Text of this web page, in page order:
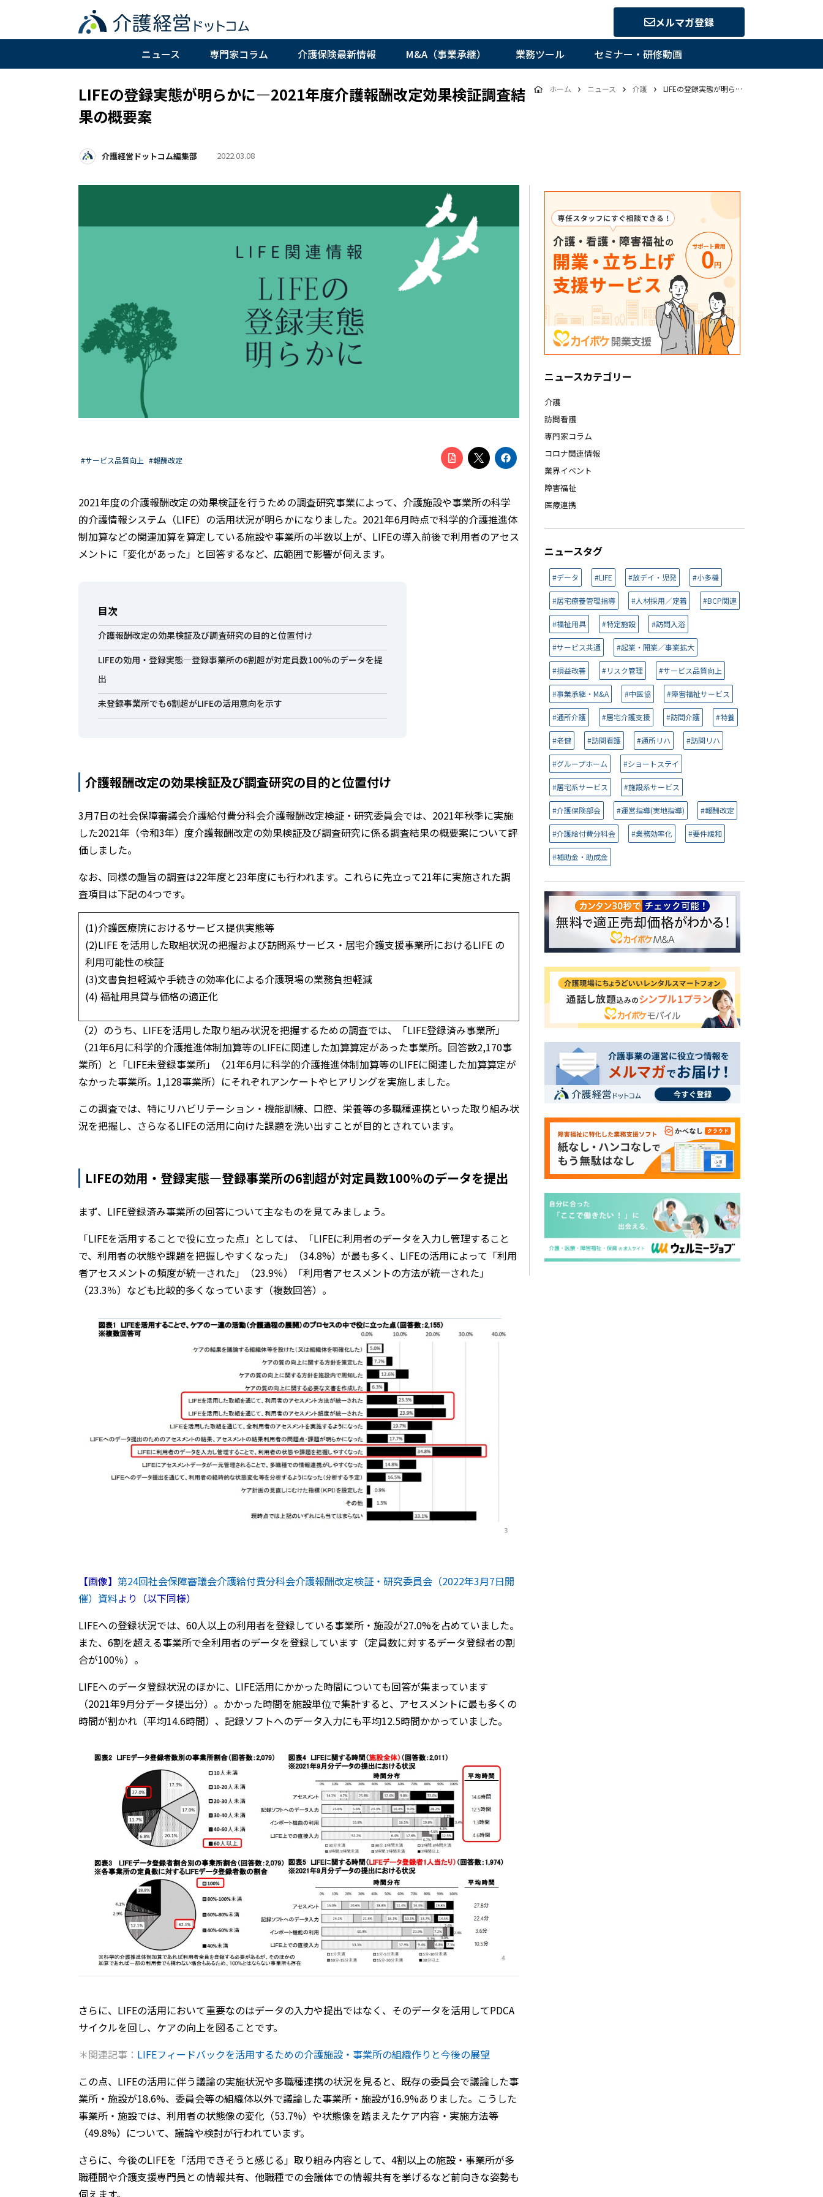
メルマガ登録
ニュース 専門家コラム 介護保険最新情報 M&A（事業承継） 業務ツール セミナー・研修動画
LIFEの登録実態が明らかに―2021年度介護報酬改定効果検証調査結
果の概要案
介護経営ドットコム編集部 2022.03.08
ホーム ニュース 介護 LIFEの登録実態が明らかに―2021年度介護報酬改定効果検証調査結果の概要案
#サービス品質向上 #報酬改定
2021年度の介護報酬改定の効果検証を行うための調査研究事業によって、介護施設や事業所の科学
的介護情報システム（LIFE）の活用状況が明らかになりました。2021年6月時点で科学的介護推進体
制加算などの関連加算を算定している施設や事業所の半数以上が、LIFEの導入前後で利用者のアセス
メントに「変化があった」と回答するなど、広範囲で影響が伺えます。
目次
介護報酬改定の効果検証及び調査研究の目的と位置付け
LIFEの効用・登録実態―登録事業所の6割超が対定員数100％のデータを提
出
未登録事業所でも6割超がLIFEの活用意向を示す
介護報酬改定の効果検証及び調査研究の目的と位置付け
3月7日の社会保障審議会介護給付費分科会介護報酬改定検証・研究委員会では、2021年秋季に実施
した2021年（令和3年）度介護報酬改定の効果検証及び調査研究に係る調査結果の概要案について評
価しました。
なお、同様の趣旨の調査は22年度と23年度にも行われます。これらに先立って21年に実施された調
査項目は下記の4つです。
(1)介護医療院におけるサービス提供実態等
(2)LIFE を活用した取組状況の把握および訪問系サービス・居宅介護支援事業所におけるLIFE の
利用可能性の検証
(3)文書負担軽減や手続きの効率化による介護現場の業務負担軽減
(4) 福祉用具貸与価格の適正化
（2）のうち、LIFEを活用した取り組み状況を把握するための調査では、「LIFE登録済み事業所」
（21年6月に科学的介護推進体制加算等のLIFEに関連した加算算定があった事業所。回答数2,170事
業所）と「LIFE未登録事業所」（21年6月に科学的介護推進体制加算等のLIFEに関連した加算算定が
なかった事業所。1,128事業所）にそれぞれアンケートやヒアリングを実施しました。
この調査では、特にリハビリテーション・機能訓練、口腔、栄養等の多職種連携といった取り組み状
況を把握し、さらなるLIFEの活用に向けた課題を洗い出すことが目的とされています。
LIFEの効用・登録実態―登録事業所の6割超が対定員数100％のデータを提出
まず、LIFE登録済み事業所の回答について主なものを見てみましょう。
「LIFEを活用することで役に立った点」としては、「LIFEに利用者のデータを入力し管理すること
で、利用者の状態や課題を把握しやすくなった」（34.8%）が最も多く、LIFEの活用によって「利用
者アセスメントの頻度が統一された」（23.9％）「利用者アセスメントの方法が統一された」
（23.3％）なども比較的多くなっています（複数回答）。
【画像】 第24回社会保障審議会介護給付費分科会介護報酬改定検証・研究委員会（2022年3月7日開
催）資料より（以下同様）
LIFEへの登録状況では、60人以上の利用者を登録している事業所・施設が27.0%を占めていました。
また、6割を超える事業所で全利用者のデータを登録しています（定員数に対するデータ登録者の割
合が100％）。
LIFEへのデータ登録状況のほかに、LIFE活用にかかった時間についても回答が集まっています
（2021年9月分データ提出分）。かかった時間を施設単位で集計すると、アセスメントに最も多くの
時間が割かれ（平均14.6時間）、記録ソフトへのデータ入力にも平均12.5時間かかっていました。
さらに、LIFEの活用において重要なのはデータの入力や提出ではなく、そのデータを活用してPDCA
サイクルを回し、ケアの向上を図ることです。
＊関連記事： LIFEフィードバックを活用するための介護施設・事業所の組織作りと今後の展望
この点、LIFEの活用に伴う議論の実施状況や多職種連携の状況を見ると、既存の委員会で議論した事
業所・施設が18.6%、委員会等の組織体以外で議論した事業所・施設が16.9%ありました。こうした
事業所・施設では、利用者の状態像の変化（53.7%）や状態像を踏まえたケア内容・実施方法等
（49.8%）について、議論や検討が行われています。
さらに、今後のLIFEを「活用できそうと感じる」取り組み内容として、4割以上の施設・事業所が多
職種間や介護支援専門員との情報共有、他職種での会議体での情報共有を挙げるなど前向きな姿勢も
ニュースカテゴリー
介護
訪問看護
専門家コラム
コロナ関連情報
業界イベント
障害福祉
医療連携
ニュースタグ
#データ #LIFE #放デイ・児発 #小多機
#居宅療養管理指導 #人材採用／定着 #BCP関連
#福祉用具 #特定施設 #訪問入浴
#サービス共通 #起業・開業／事業拡大
#損益改善 #リスク管理 #サービス品質向上
#事業承継・M&A #中医協 #障害福祉サービス
#通所介護 #居宅介護支援 #訪問介護 #特養
#老健 #訪問看護 #通所リハ #訪問リハ
#グループホーム #ショートステイ
#居宅系サービス #施設系サービス
#介護保険部会 #運営指導(実地指導) #報酬改定
#介護給付費分科会 #業務効率化 #要件緩和
#補助金・助成金